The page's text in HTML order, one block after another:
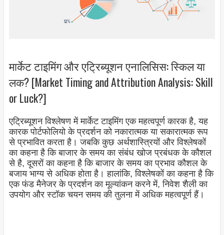
मार्केट टाइमिंग और एट्रिब्यूशन एनालिसिस: स्किल या
लक? [Market Timing and Attribution Analysis: Skill
or Luck?]
एट्रिब्यूशन विश्लेषण में मार्केट टाइमिंग एक महत्वपूर्ण कारक है, यह
कारक पोर्टफोलियो के प्रदर्शन को नकारात्मक या सकारात्मक रूप
से प्रभावित करता है। जबकि कुछ अर्थशास्त्रियों और विश्लेषकों
का कहना है कि बाजार के समय का संबंध खोज प्रबंधक के कौशल
से है, दूसरों का कहना है कि बाजार के समय का प्रभाव कौशल के
बजाय भाग्य से अधिक होता है। हालांकि, विश्लेषकों का कहना है कि
एक फंड मैनेजर के प्रदर्शन का मूल्यांकन करने में, निवेश शैली का
उपयोग और स्टॉक चयन समय की तुलना में अधिक महत्वपूर्ण हैं।